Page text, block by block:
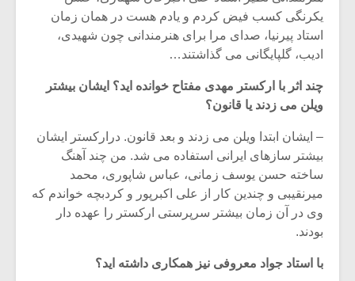
یکرنگی کسب فیض کردم و یادم هست در همان زمان
استاد پیرنیا، صدای مرا برای هنرمندانی چون شهیدی،
ادیب، گلپایگانی می گذاشتند…
چند اثر با ارکستر مهدی مفتاح خوانده اید؟ ایشان بیشتر
ویلن می زدند یا قانون؟
– ایشان ابتدا ویلن می زدند و بعد قانون. درارکستر ایشان
بیشتر سازهای ایرانی استفاده می شد. من چند آهنگ
ساخته حسن یوسف زمانی، عباس شاپوری، محمد
میرنقیبی و چندین کار از علی اکبرپور و کردبچه خواندم که
وی در آن زمان بیشتر سرپرستی ارکستر را عهده دار
بودند.
با استاد جواد معروفی نیز همکاری داشته اید؟